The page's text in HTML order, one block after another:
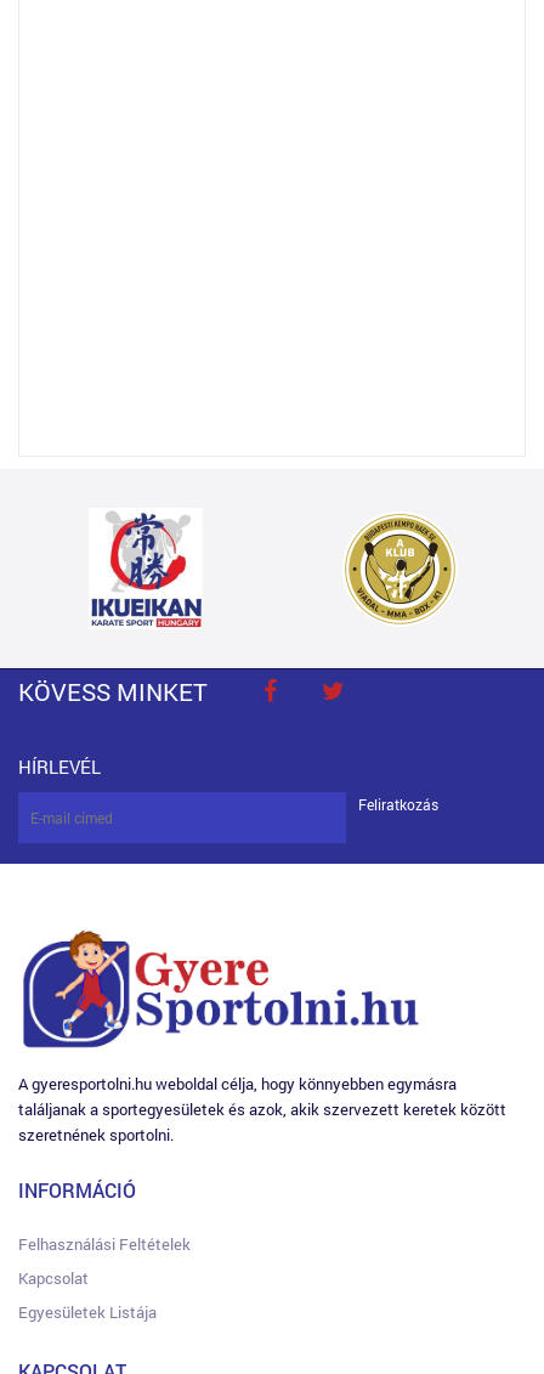
KÖVESS MINKET
HÍRLEVÉL
Feliratkozás
A gyeresportolni.hu weboldal célja, hogy könnyebben egymásra
találjanak a sportegyesületek és azok, akik szervezett keretek között
szeretnének sportolni.
INFORMÁCIÓ
Felhasználási Feltételek
Kapcsolat
Egyesületek Listája